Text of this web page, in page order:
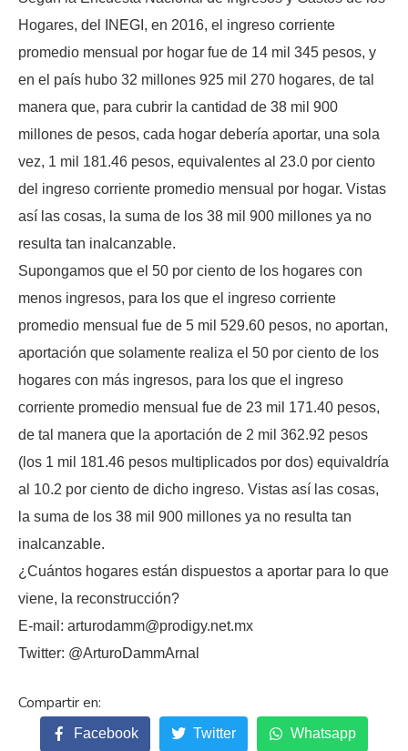
Hogares, del INEGI, en 2016, el ingreso corriente
promedio mensual por hogar fue de 14 mil 345 pesos, y
en el país hubo 32 millones 925 mil 270 hogares, de tal
manera que, para cubrir la cantidad de 38 mil 900
millones de pesos, cada hogar debería aportar, una sola
vez, 1 mil 181.46 pesos, equivalentes al 23.0 por ciento
del ingreso corriente promedio mensual por hogar. Vistas
así las cosas, la suma de los 38 mil 900 millones ya no
resulta tan inalcanzable.
Supongamos que el 50 por ciento de los hogares con
menos ingresos, para los que el ingreso corriente
promedio mensual fue de 5 mil 529.60 pesos, no aportan,
aportación que solamente realiza el 50 por ciento de los
hogares con más ingresos, para los que el ingreso
corriente promedio mensual fue de 23 mil 171.40 pesos,
de tal manera que la aportación de 2 mil 362.92 pesos
(los 1 mil 181.46 pesos multiplicados por dos) equivaldría
al 10.2 por ciento de dicho ingreso. Vistas así las cosas,
la suma de los 38 mil 900 millones ya no resulta tan
inalcanzable.
¿Cuántos hogares están dispuestos a aportar para lo que
viene, la reconstrucción?
E-mail: arturodamm@prodigy.net.mx
Twitter: @ArturoDammArnal
Facebook Twitter Whatsapp